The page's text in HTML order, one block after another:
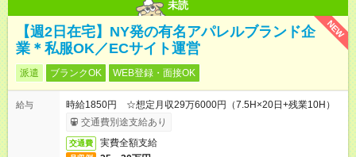
未読
NEW
【週2日在宅】NY発の有名アパレルブランド企
業＊私服OK／ECサイト運営
派遣 ブランクOK WEB登録・面接OK
給与
時給1850円 ☆想定月収29万6000円（7.5H×20日+残業10H）
交通費別途支給あり
交通費 実費全額支給